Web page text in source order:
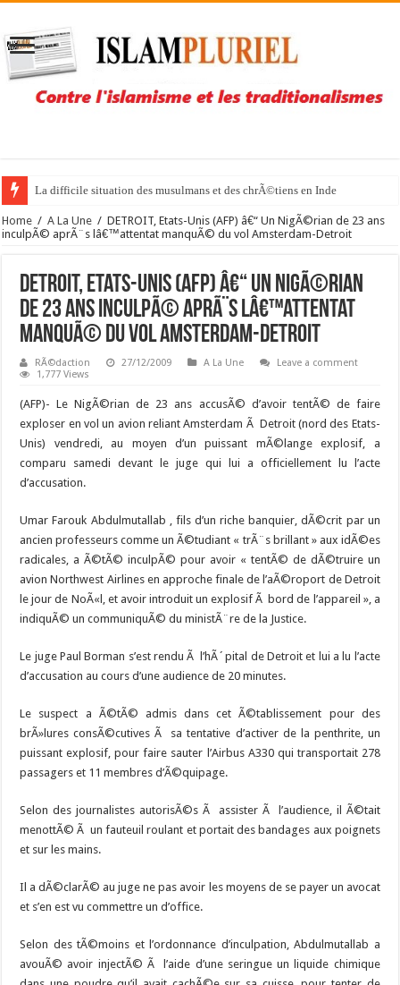
La difficile situation des musulmans et des chrÃ©tiens en Inde
Home / A La Une / DETROIT, Etats-Unis (AFP) â€“ Un NigÃ©rian de 23 ans
inculpÃ© aprÃ¨s lâ€™attentat manquÃ© du vol Amsterdam-Detroit
DETROIT, Etats-Unis (AFP) â€“ Un NigÃ©rian
de 23 ans inculpÃ© aprÃ¨s lâ€™attentat
manquÃ© du vol Amsterdam-Detroit
RÃ©daction 27/12/2009 A La Une
Leave a comment
1,777 Views
(AFP)- Le NigÃ©rian de 23 ans accusÃ© d’avoir tentÃ© de faire
exploser en vol un avion reliant Amsterdam Ã Detroit (nord des Etats-
Unis) vendredi, au moyen d’un puissant mÃ©lange explosif, a
comparu samedi devant le juge qui lui a officiellement lu l’acte
d’accusation.
Umar Farouk Abdulmutallab , fils d’un riche banquier, dÃ©crit par un
ancien professeurs comme un Ã©tudiant « trÃ¨s brillant » aux idÃ©es
radicales, a Ã©tÃ© inculpÃ© pour avoir « tentÃ© de dÃ©truire un
avion Northwest Airlines en approche finale de l’aÃ©roport de Detroit
le jour de NoÃ«l, et avoir introduit un explosif Ã bord de l’appareil », a
indiquÃ© un communiquÃ© du ministÃ¨re de la Justice.
Le juge Paul Borman s’est rendu Ã l’hÃ´pital de Detroit et lui a lu l’acte
d’accusation au cours d’une audience de 20 minutes.
Le suspect a Ã©tÃ© admis dans cet Ã©tablissement pour des
brÃ»lures consÃ©cutives Ã sa tentative d’activer de la penthrite, un
puissant explosif, pour faire sauter l’Airbus A330 qui transportait 278
passagers et 11 membres d’Ã©quipage.
Selon des journalistes autorisÃ©s Ã assister Ã l’audience, il Ã©tait
menottÃ© Ã un fauteuil roulant et portait des bandages aux poignets
et sur les mains.
Il a dÃ©clarÃ© au juge ne pas avoir les moyens de se payer un avocat
et s’en est vu commettre un d’office.
Selon des tÃ©moins et l’ordonnance d’inculpation, Abdulmutallab a
avouÃ© avoir injectÃ© Ã l’aide d’une seringue un liquide chimique